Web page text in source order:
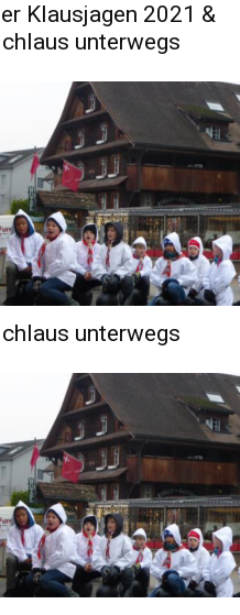
Klausjagen 2021 &
unterwegs
unterwegs